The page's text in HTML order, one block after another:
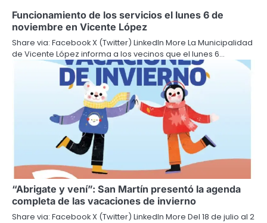
Funcionamiento de los servicios el lunes 6 de
noviembre en Vicente López
Share via: Facebook X (Twitter) LinkedIn More La Municipalidad
de Vicente López informa a los vecinos que el lunes 6…
“Abrigate y vení”: San Martín presentó la agenda
completa de las vacaciones de invierno
Share via: Facebook X (Twitter) LinkedIn More Del 18 de julio al 2